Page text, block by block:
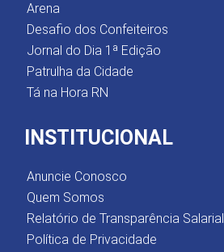
Arena
Desafio dos Confeiteiros
Jornal do Dia 1ª Edição
Patrulha da Cidade
Tá na Hora RN
INSTITUCIONAL
Anuncie Conosco
Quem Somos
Relatório de Transparência Salarial
Política de Privacidade